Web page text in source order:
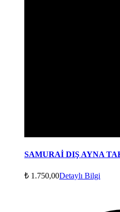
SAMURAİ DIŞ AYNA
₺ 1.750,00Detaylı Bilgi